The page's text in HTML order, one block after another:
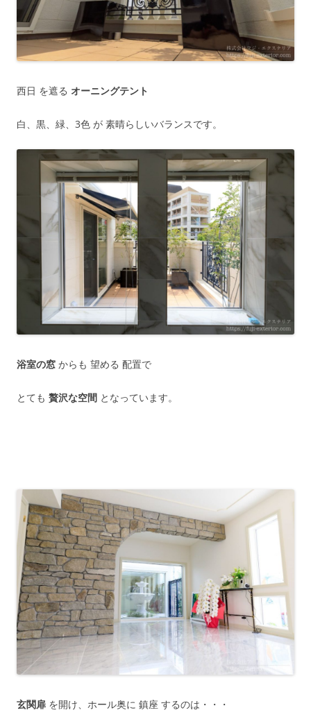
西日 を遮る オーニングテント
白、黒、緑、3色 が 素晴らしいバランスです。
浴室の窓 からも 望める 配置で
とても 贅沢な空間 となっています。
玄関扉 を開け、ホール奥に 鎮座 するのは・・・